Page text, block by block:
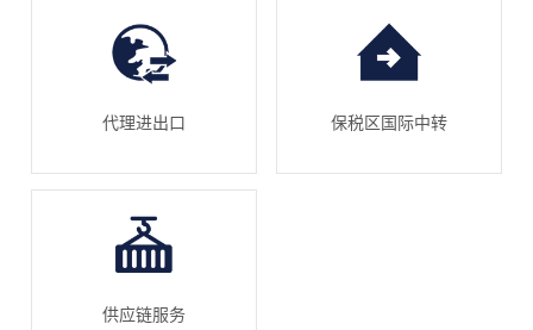
代理进出口 保税区国际中转
供应链服务